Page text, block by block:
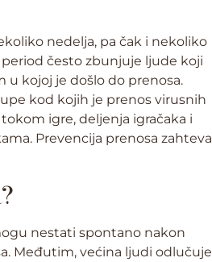
nedelja, pa čak i nekoliko
često zbunjuje ljude koji
kojoj je došlo do prenosa.
kod kojih je prenos virusnih
igre, deljenja igračaka i
Prevencija prenosa zahteva
nestati spontano nakon
Međutim, većina ljudi odlučuje